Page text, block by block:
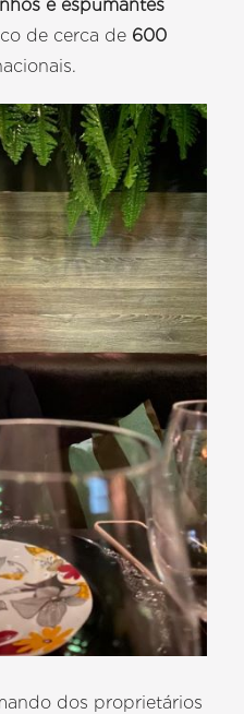
e espumantes
de cerca de 600
dos proprietários